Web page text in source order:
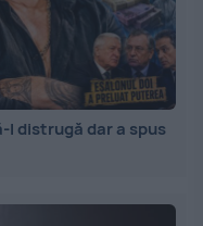
l distrugă dar a spus